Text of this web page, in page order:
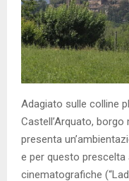
Adagiato sulle colline
Castell’Arquato,
presenta
e per questo prescelta
cinematografiche